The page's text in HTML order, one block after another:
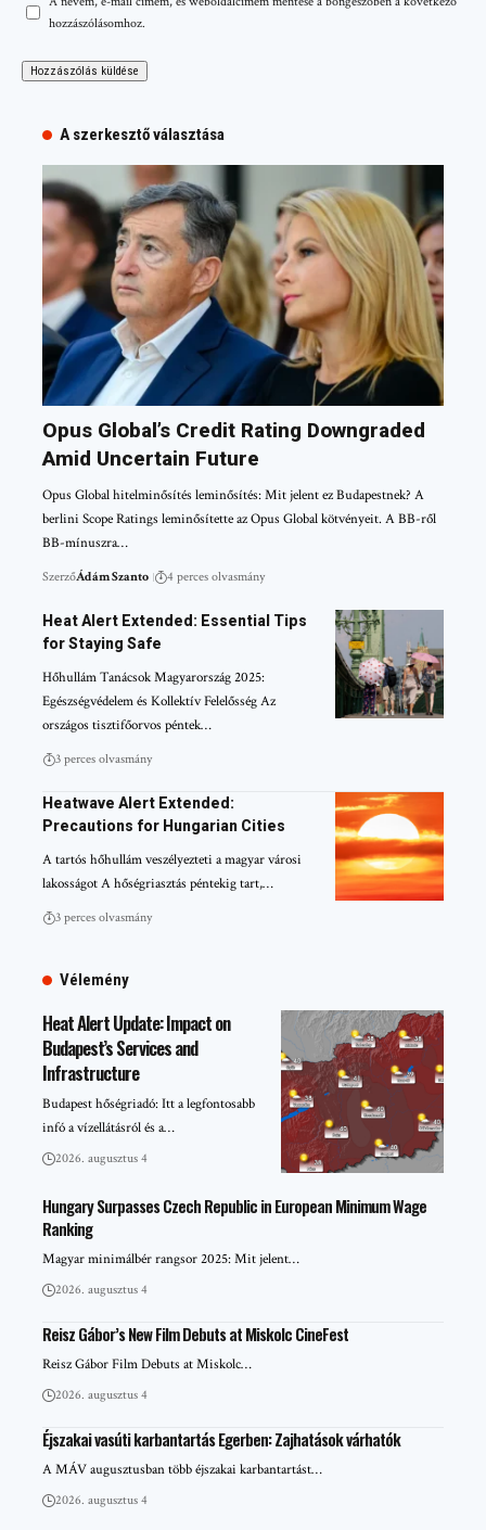
hozzászólásomhoz.
A szerkesztő választása
Opus Global’s Credit Rating Downgraded
Amid Uncertain Future
Opus Global hitelminősítés leminősítés: Mit jelent ez Budapestnek? A
berlini Scope Ratings leminősítette az Opus Global kötvényeit. A BB-ről
BB-mínuszra…
SzerzőÁdám Szanto 4 perces olvasmány
Heat Alert Extended: Essential Tips
for Staying Safe
Hőhullám Tanácsok Magyarország 2025:
Egészségvédelem és Kollektív Felelősség Az
országos tisztifőorvos péntek…
3 perces olvasmány
Heatwave Alert Extended:
Precautions for Hungarian Cities
A tartós hőhullám veszélyezteti a magyar városi
lakosságot A hőségriasztás péntekig tart,…
3 perces olvasmány
Vélemény
Heat Alert Update: Impact on
Budapest’s Services and
Infrastructure
Budapest hőségriadó: Itt a legfontosabb
infó a vízellátásról és a…
2026. augusztus 4
Hungary Surpasses Czech Republic in European Minimum Wage
Ranking
Magyar minimálbér rangsor 2025: Mit jelent…
2026. augusztus 4
Reisz Gábor’s New Film Debuts at Miskolc CineFest
Reisz Gábor Film Debuts at Miskolc…
2026. augusztus 4
Éjszakai vasúti karbantartás Egerben: Zajhatások várhatók
A MÁV augusztusban több éjszakai karbantartást…
2026. augusztus 4